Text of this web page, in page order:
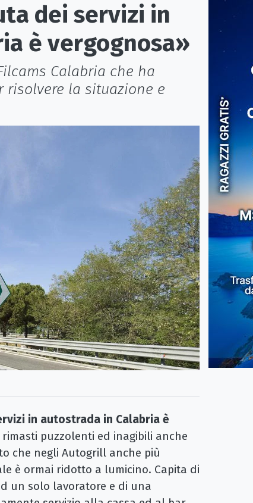
dei servizi in
è vergognosa»
Calabria che ha
risolvere la situazione e
in autostrada in Calabria è
puzzolenti ed inagibili anche
che negli Autogrill anche più
è ormai ridotto a lumicino. Capita di
un solo lavoratore e di una